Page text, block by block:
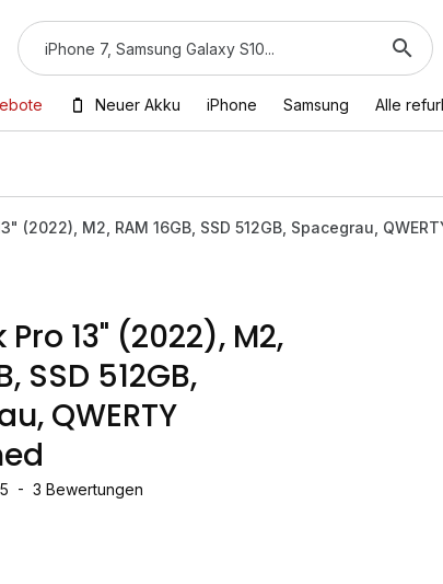
Neuer Akku iPhone Samsung Alle
(2022), M2, RAM 16GB, SSD 512GB, Spacegrau,
13" (2022), M2,
SSD 512GB,
QWERTY
5 - 3 Bewertungen